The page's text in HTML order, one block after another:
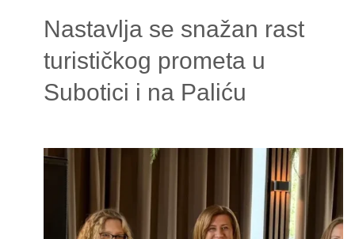
Nastavlja se snažan rast
turističkog prometa u
Subotici i na Paliću